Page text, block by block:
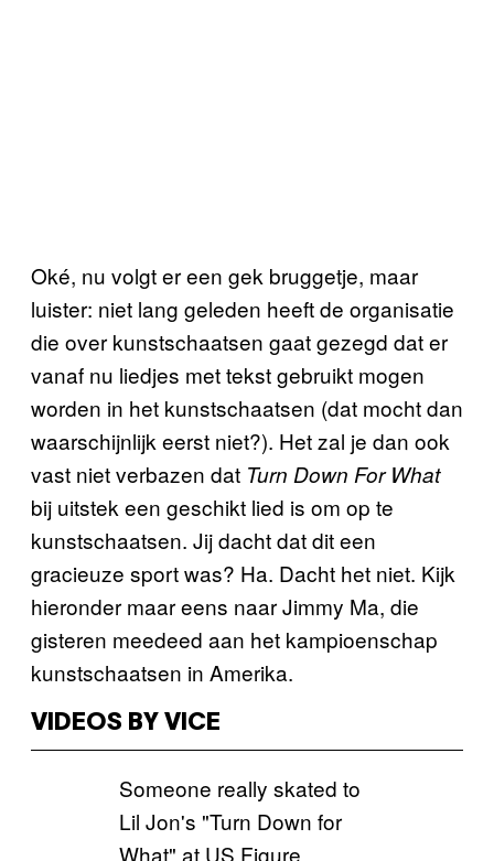
Oké, nu volgt er een gek bruggetje, maar
luister: niet lang geleden heeft de organisatie
die over kunstschaatsen gaat gezegd dat er
vanaf nu liedjes met tekst gebruikt mogen
worden in het kunstschaatsen (dat mocht dan
waarschijnlijk eerst niet?). Het zal je dan ook
vast niet verbazen dat Turn Down For What
bij uitstek een geschikt lied is om op te
kunstschaatsen. Jij dacht dat dit een
gracieuze sport was? Ha. Dacht het niet. Kijk
hieronder maar eens naar Jimmy Ma, die
gisteren meedeed aan het kampioenschap
kunstschaatsen in Amerika.
VIDEOS BY VICE
Someone really skated to
Lil Jon's "Turn Down for
What" at US Figure